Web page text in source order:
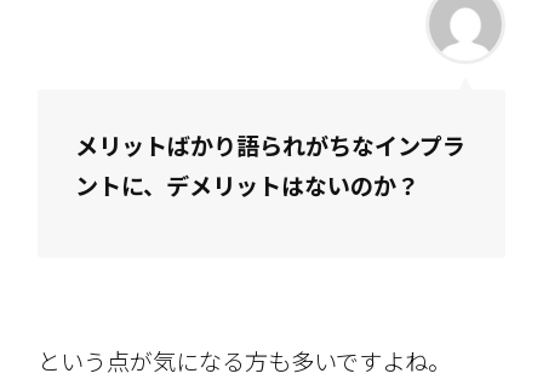
メリットばかり語られがちなインプラ
ントに、デメリットはないのか？
という点が気になる方も多いですよね。